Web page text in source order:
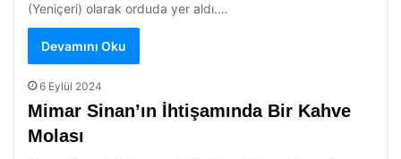
(Yeniçeri) olarak orduda yer aldı.…
Devamını Oku
6 Eylül 2024
Mimar Sinan’ın İhtişamında Bir Kahve
Molası